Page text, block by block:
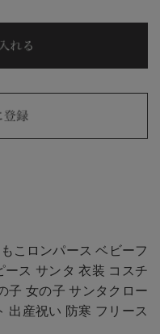
こロンパース ベビーフ
ース サンタ 衣装 コスチ
子 女の子 サンタクロー
出産祝い 防寒 フリース